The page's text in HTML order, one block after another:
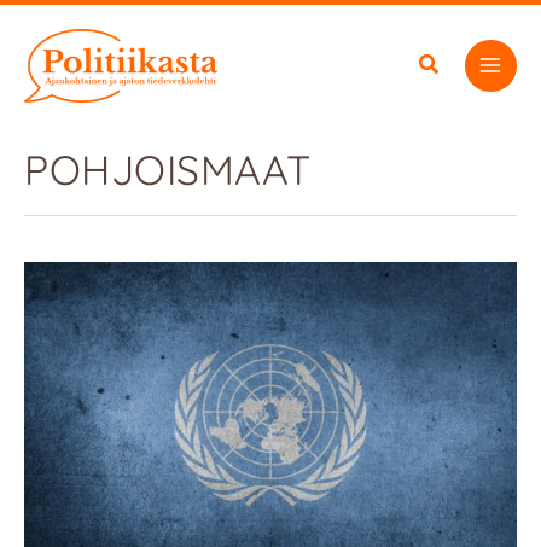
sisältöön
POHJOISMAAT